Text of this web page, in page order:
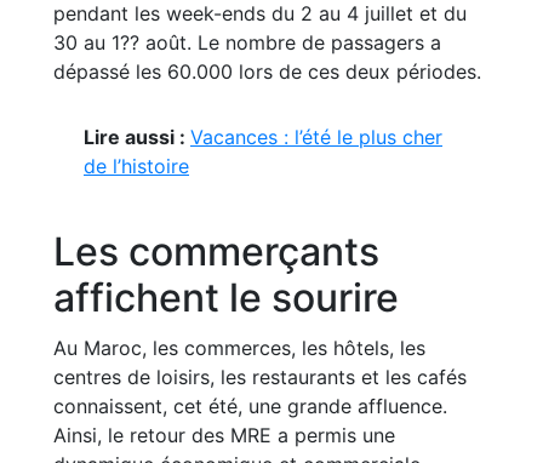
pendant les week-ends du 2 au 4 juillet et du
30 au 1?? août. Le nombre de passagers a
dépassé les 60.000 lors de ces deux périodes.
Lire aussi : Vacances : l’été le plus cher
de l’histoire
Les commerçants
affichent le sourire
Au Maroc, les commerces, les hôtels, les
centres de loisirs, les restaurants et les cafés
connaissent, cet été, une grande affluence.
Ainsi, le retour des MRE a permis une